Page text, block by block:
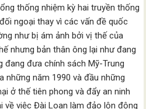
thống nhiệm kỳ hai truyền thống
ngoại thay vì các vấn đề quốc
như bị ám ảnh bởi vị thế của
nhưng bản thân ông lại như đang
đang đưa chính sách Mỹ-Trung
những năm 1990 và đầu những
ở thế tiên phong và đẩy an ninh
về việc Đài Loan làm đảo lộn động